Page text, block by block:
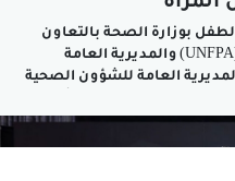
بوزارة الصحة بالتعاون
مع صندوق الأمم المتحدة للسكان (UNFPA) والمديرية العامة
العامة للشؤون الصحية
للتوعية بصحة المرأة
(آب تاون) بسهل إتين بحضور